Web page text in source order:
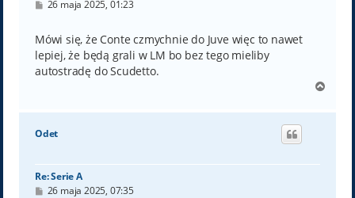
P
t
26 maja 2025, 01:23
Mówi się, że Conte czmychnie do Juve więc to nawet
lepiej, że będą grali w LM bo bez tego mieliby
autostradę do Scudetto.
g
Odet
Re: Serie A
P26 maja 2025, 07:35